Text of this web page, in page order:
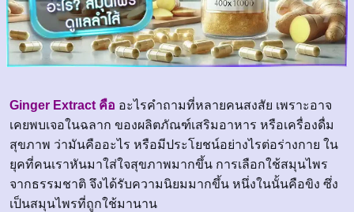
Ginger Extract คือ อะไรคำถามที่หลายคนสงสัย เพราะอาจ
เคยพบเจอในฉลาก ของผลิตภัณฑ์เสริมอาหาร หรือเครื่องดื่ม
สุขภาพ ว่ามันคืออะไร หรือมีประโยชน์อย่างไรต่อร่างกาย ใน
ยุคที่คนเราหันมาใส่ใจสุขภาพมากขึ้น การเลือกใช้สมุนไพร
จากธรรมชาติ จึงได้รับความนิยมมากขึ้น หนึ่งในนั้นคือขิง ซึ่ง
เป็นสมุนไพรที่ถูกใช้มานาน